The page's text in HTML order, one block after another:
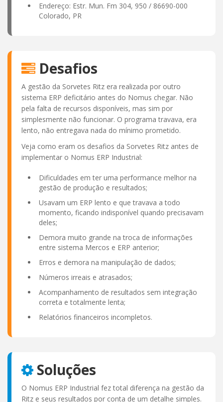
Endereço: Estr. Mun. Fm 304, 950 / 86690-000
Colorado, PR
Desafios
A gestão da Sorvetes Ritz era realizada por outro
sistema ERP deficitário antes do Nomus chegar. Não
pela falta de recursos disponíveis, mas sim por
simplesmente não funcionar. O programa travava, era
lento, não entregava nada do mínimo prometido.
Veja como eram os desafios da Sorvetes Ritz antes de
implementar o Nomus ERP Industrial:
Dificuldades em ter uma performance melhor na
gestão de produção e resultados;
Usavam um ERP lento e que travava a todo
momento, ficando indisponível quando precisavam
deles;
Demora muito grande na troca de informações
entre sistema Mercos e ERP anterior;
Erros e demora na manipulação de dados;
Números irreais e atrasados;
Acompanhamento de resultados sem integração
correta e totalmente lenta;
Relatórios financeiros incompletos.
Soluções
O Nomus ERP Industrial fez total diferença na gestão da
Ritz e seus resultados por conta de um detalhe simples.